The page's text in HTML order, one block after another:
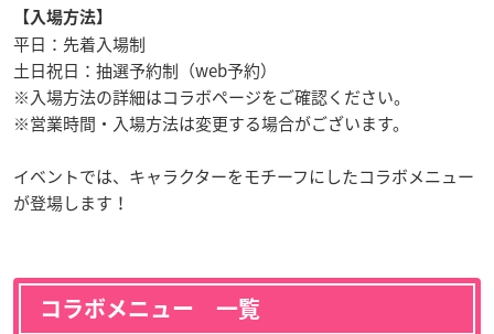
【入場方法】
平日：先着入場制
土日祝日：抽選予約制（web予約）
※入場方法の詳細はコラボページをご確認ください。
※営業時間・入場方法は変更する場合がございます。
イベントでは、キャラクターをモチーフにしたコラボメニュー
が登場します！
コラボメニュー 一覧